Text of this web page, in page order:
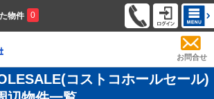
物件 0
お問合せ
コストコホールセール)